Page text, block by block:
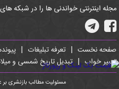
مجله اینترنتی خواندنی ها را در شبکه
صفحه نخست | تعرفه تبلیغات |
تعبیر خواب | تبدیل تاریخ شمسی و
مسئولیت مطالب بازنشری